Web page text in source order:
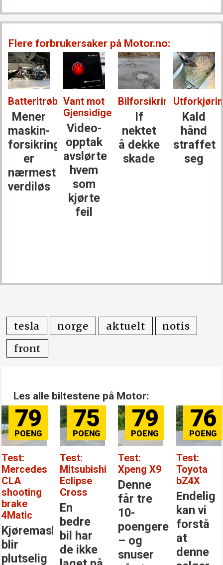
Flere forbrukersaker på Motor.no:
Batteritrøbbel:
Mener
maskin­
forsikringen
er
nærmest
verdiløs
Vant mot
Gjensidige:
Video-
opptak
avslørte
hvem
som
kjørte
feil
Bilforsikring:
If
nektet
å dekke
skade
Kald
hånd
straffet
seg
tesla norge aktuelt
notis
front
Les alle biltestene på Motor:
79
Test:
Mercedes
CLA
shooting
brake
4Matic
Kjøremaskinen
blir
plutselig
75
Test:
Mitsubishi
Eclipse
Cross
En
bedre
bil har
de ikke
79
Test:
Xpeng X9
Denne
får tre
10-
poengere
– og
snuser
76
Test:
Toyota
bZ4X
Endelig
kan vi
forstå
at
denne